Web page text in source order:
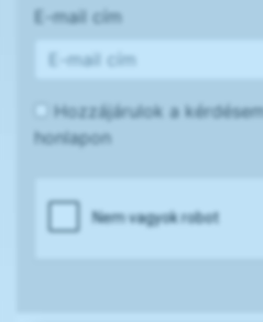
E-mail cím
Hozzájárulok a
honlapon